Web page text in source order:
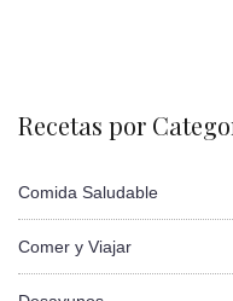
Recetas por
Comida Saludable
Comer y Viajar